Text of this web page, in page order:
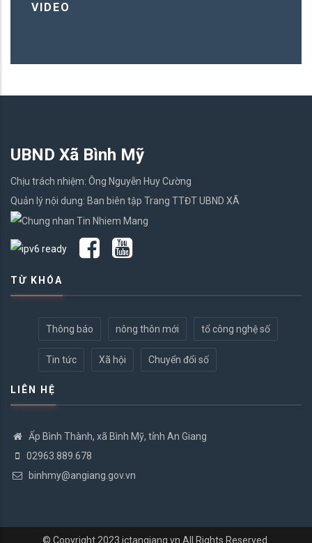
VIDEO
UBND Xã Bình Mỹ
Chịu trách nhiệm: Ông Nguyễn Huy Cường
Quản lý nội dung: Ban biên tập Trang TTĐT UBND XÃ
TỪ KHÓA
Thông báo nông thôn mới tổ công nghệ số
Tin tức Xã hội Chuyển đổi số
LIÊN HỆ
Ấp Bình Thành, xã Bình Mỹ, tỉnh An Giang
02963.889.678
binhmy@angiang.gov.vn
© Copyright 2023 ictangiang.vn All Rights Reserved.